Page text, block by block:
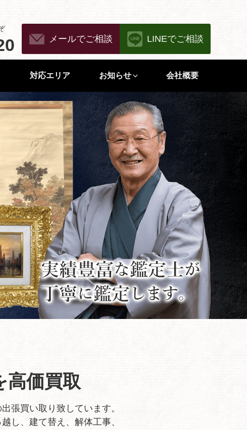
メールでご相談 LINEでご相談
対応エリア お知らせ 会社概要
高価買取
張買い取り致しています。
し、建て替え、解体工事、